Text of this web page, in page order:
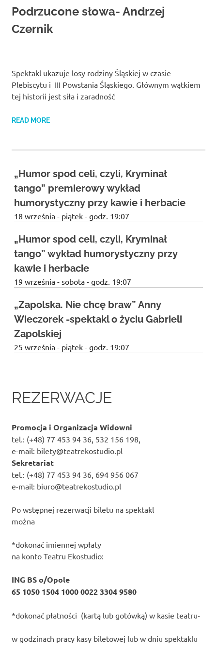
zaprasza
na
filmów.
Opole
teatr.
Podrzucone słowa- Andrzej
Czernik
Spektakl ukazuje losy rodziny Śląskiej w czasie
Plebiscytu i III Powstania Śląskiego. Głównym wątkiem
tej historii jest siła i zaradność
READ MORE
„Humor spod celi, czyli, Kryminał
tango” premierowy wykład
humorystyczny przy kawie i herbacie
18 września - piątek - godz. 19:07
„Humor spod celi, czyli, Kryminał
tango” wykład humorystyczny przy
kawie i herbacie
19 września - sobota - godz. 19:07
„Zapolska. Nie chcę braw” Anny
Wieczorek -spektakl o życiu Gabrieli
Zapolskiej
25 września - piątek - godz. 19:07
REZERWACJE
Promocja i Organizacja Widowni
tel.: (+48) 77 453 94 36, 532 156 198,
e-mail: bilety@teatrekostudio.pl
Sekretariat
tel.: (+48) 77 453 94 36, 694 956 067
e-mail: biuro@teatrekostudio.pl
Po wstępnej rezerwacji biletu na spektakl
można
*dokonać imiennej wpłaty
na konto Teatru Ekostudio:
ING BS o/Opole
65 1050 1504 1000 0022 3304 9580
*dokonać płatności (kartą lub gotówką) w kasie teatru-
w godzinach pracy kasy biletowej lub w dniu spektaklu